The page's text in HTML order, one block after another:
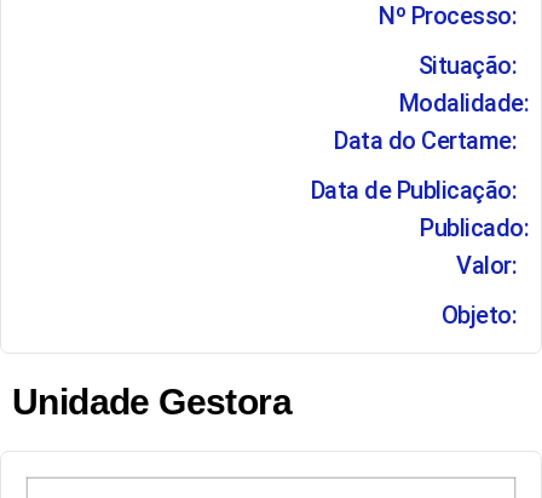
Nº Processo:
Situação:
Modalidade:
Data do Certame:
Data de Publicação:
Publicado:
Valor:
Objeto:
Unidade Gestora